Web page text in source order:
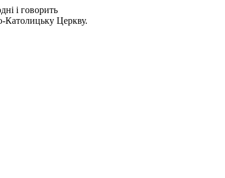
і говорить
Католицьку Церкву.